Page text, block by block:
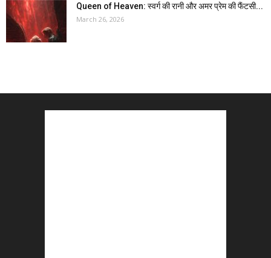
Queen of Heaven: स्वर्ग की रानी और अमर प्रेम की फैंटसी...
March 26, 2026